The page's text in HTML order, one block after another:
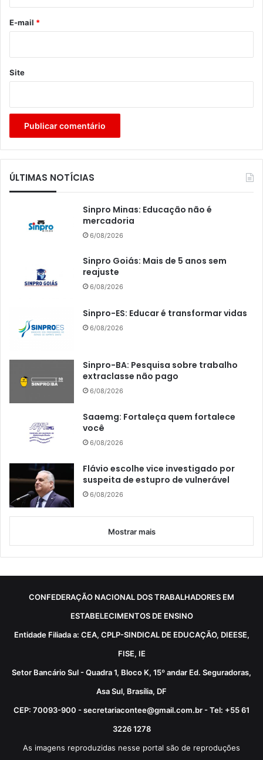
*
E-mail *
Site
ÚLTIMAS NOTÍCIAS
Sinpro Minas: Educação não é
mercadoria
6/08/2026
Sinpro Goiás: Mais de 5 anos sem
reajuste
6/08/2026
Sinpro-ES: Educar é transformar vidas
6/08/2026
Sinpro-BA: Pesquisa sobre trabalho
extraclasse não pago
6/08/2026
Saaemg: Fortaleça quem fortalece
você
6/08/2026
Flávio escolhe vice investigado por
suspeita de estupro de vulnerável
6/08/2026
Mostrar mais
CONFEDERAÇÃO NACIONAL DOS TRABALHADORES EM
ESTABELECIMENTOS DE ENSINO
Entidade Filiada a: CEA, CPLP-SINDICAL DE EDUCAÇÃO, DIEESE,
FISE, IE
Setor Bancário Sul - Quadra 1, Bloco K, 15º andar Ed. Seguradoras,
Asa Sul, Brasília, DF
CEP: 70093-900 - secretariacontee@gmail.com.br - Tel: +55 61
3226 1278
As imagens reproduzidas nesse portal são de reproduções